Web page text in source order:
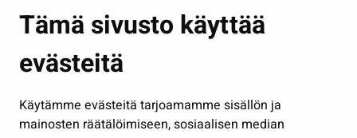
Tämä sivusto käyttää
evästeitä
Käytämme evästeitä tarjoamamme sisällön ja
mainosten räätälöimiseen, sosiaalisen median
Kasvatus ja opetus
Kulttuuri ja liikunta
Työ ja yrittäminen